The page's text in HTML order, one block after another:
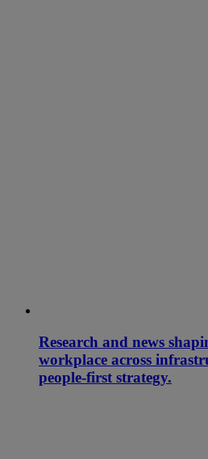
Research and news
workplace across
people-first strategy.